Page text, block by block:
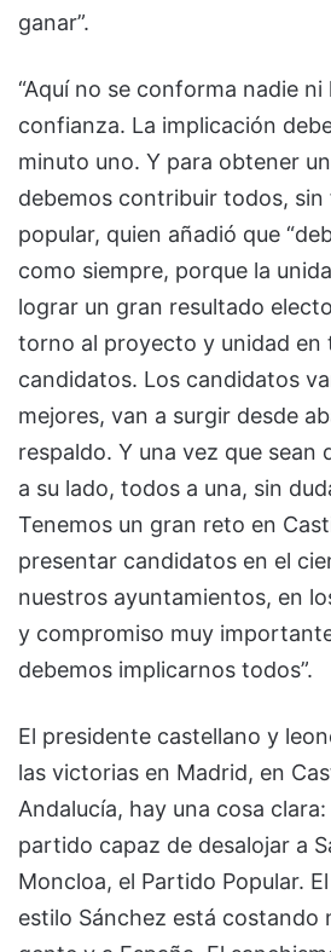
ganar”.
“Aquí no se conforma nadie
confianza. La implicación
minuto uno. Y para obtener
debemos contribuir todos, sin
popular, quien añadió que
como siempre, porque la
lograr un gran resultado
torno al proyecto y unidad en
candidatos. Los candidatos
mejores, van a surgir desde
respaldo. Y una vez que sean
a su lado, todos a una, sin
Tenemos un gran reto en
presentar candidatos en el
nuestros ayuntamientos, en
y compromiso muy
debemos implicarnos todos”.
El presidente castellano y
las victorias en Madrid, en
Andalucía, hay una cosa
partido capaz de desalojar a
Moncloa, el Partido Popular.
estilo Sánchez está costando